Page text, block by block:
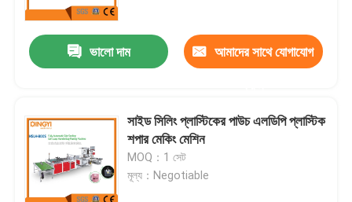
ভালো দাম আমাদের সাথে যোগাযোগ
সাইড সিলিং প্লাস্টিকের পাউচ এলডিপি প্লাস্টিক
শপার মেকিং মেশিন
MOQ：1 সেট
মূল্য：Negotiable